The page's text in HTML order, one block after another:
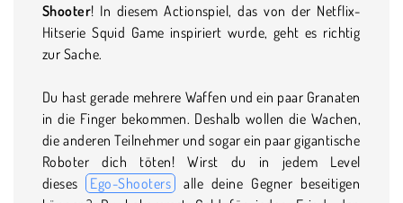
Shooter! In diesem Actionspiel, das von der Netflix-
Hitserie Squid Game inspiriert wurde, geht es richtig
zur Sache.
Du hast gerade mehrere Waffen und ein paar Granaten
in die Finger bekommen. Deshalb wollen die Wachen,
die anderen Teilnehmer und sogar ein paar gigantische
Roboter dich töten! Wirst du in jedem Level
dieses Ego-Shooters
alle deine Gegner beseitigen